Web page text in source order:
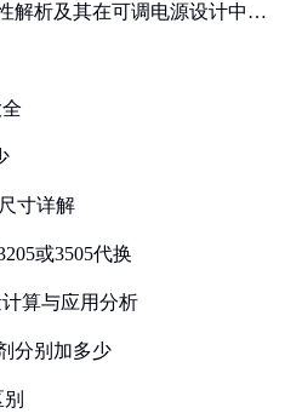
解析及其在可调电源设计中的
寸详解
或3505代换
算与应用分析
分别加多少